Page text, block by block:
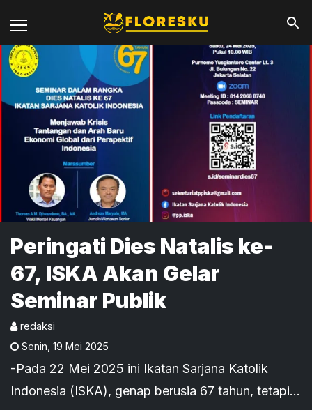
Peringati Dies Natalis ke-
67, ISKA Akan Gelar
Seminar Publik
redaksi
Senin 19 Mei 2025
-Pada 22 Mei 2025 ini Ikatan Sarjana Katolik
Indonesia (ISKA), genap berusia 67 tahun, tetapi